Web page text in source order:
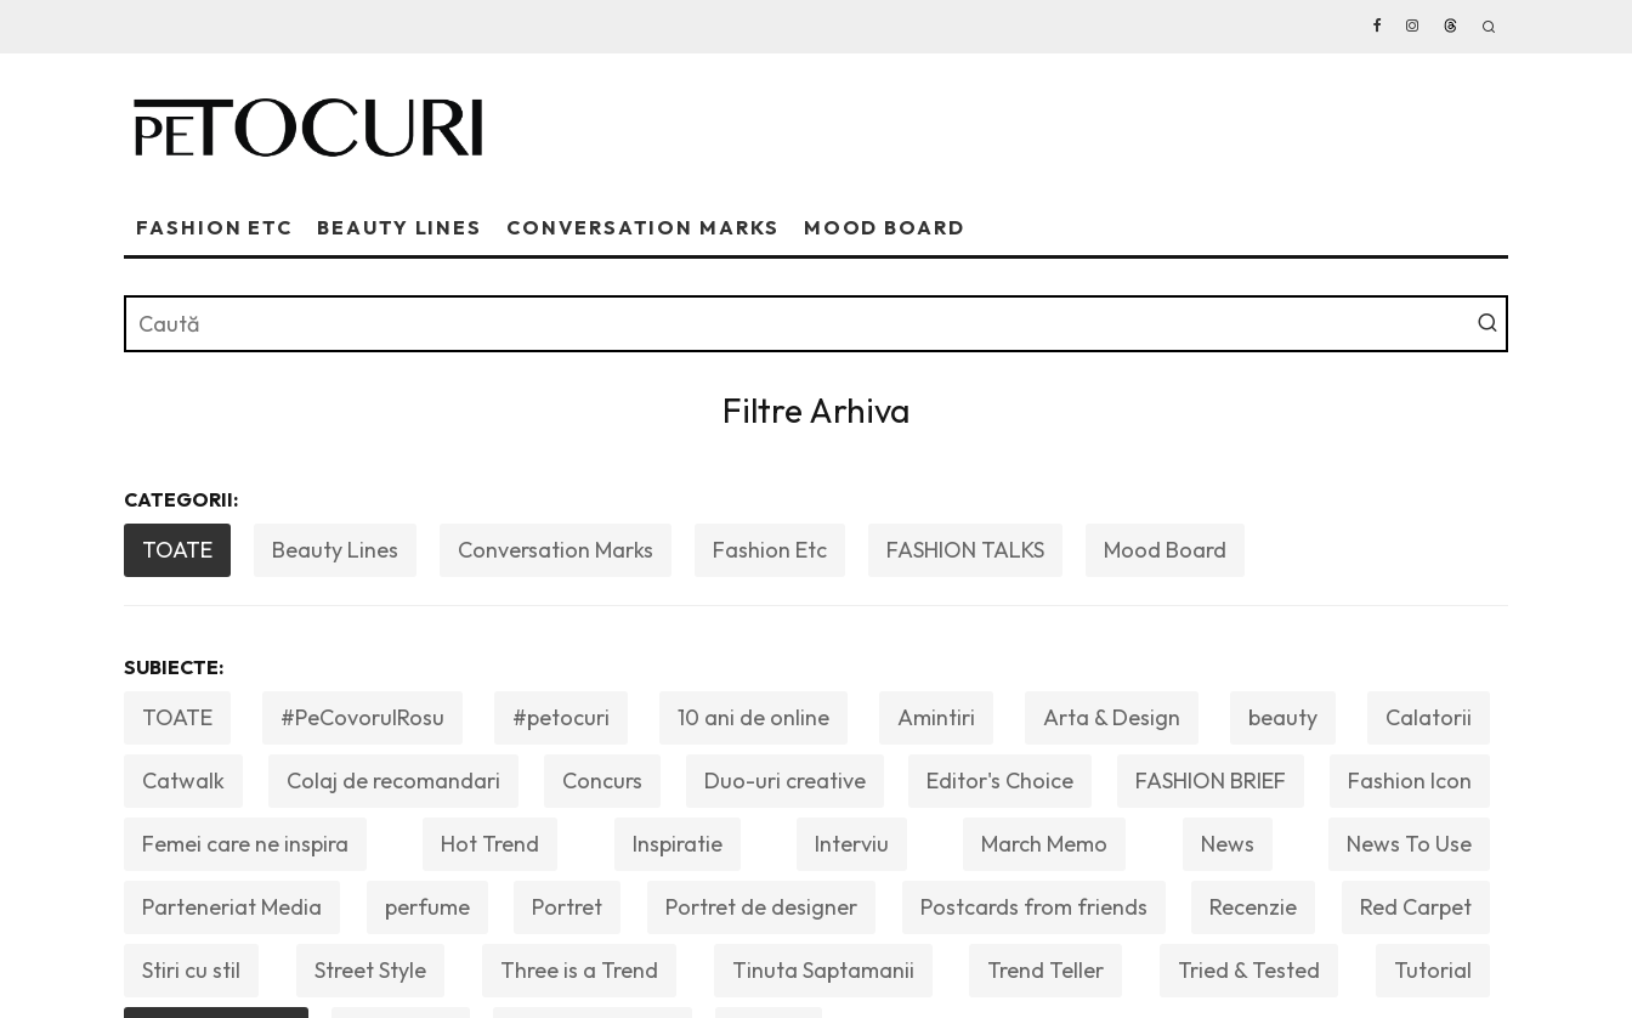
FASHION ETC BEAUTY LINES CONVERSATION MARKS MOOD BOARD
Filtre Arhiva
CATEGORII:
TOATE Beauty Lines Conversation Marks Fashion Etc FASHION TALKS Mood Board
SUBIECTE:
TOATE #PeCovorulRosu #petocuri 10 ani de online Amintiri Arta & Design beauty Calatorii
Catwalk Colaj de recomandari Concurs Duo-uri creative Editor's Choice FASHION BRIEF Fashion Icon
Femei care ne inspira Hot Trend Inspiratie Interviu March Memo News News To Use
Parteneriat Media perfume Portret Portret de designer Postcards from friends Recenzie Red Carpet
Stiri cu stil Street Style Three is a Trend Tinuta Saptamanii Trend Teller Tried & Tested Tutorial